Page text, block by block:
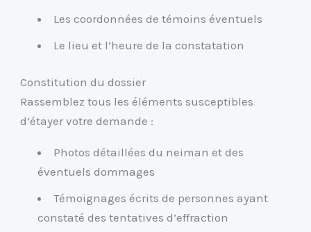
Les coordonnées de témoins éventuels
Le lieu et l’heure de la constatation
Constitution du dossier
Rassemblez tous les éléments susceptibles
d’étayer votre demande :
Photos détaillées du neiman et des
éventuels dommages
Témoignages écrits de personnes ayant
constaté des tentatives d’effraction